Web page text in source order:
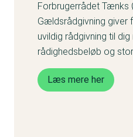
Forbrugerrådet Tænks
Gældsrådgivning giver
uvildig rådgivning til
rådighedsbeløb og
Læs mere her